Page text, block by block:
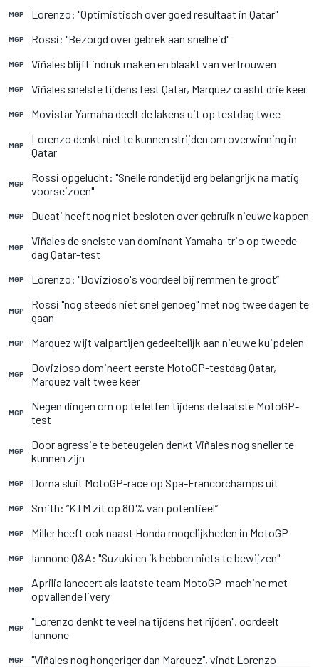
MGP Lorenzo: "Optimistisch over goed resultaat in Qatar"
MGP Rossi: "Bezorgd over gebrek aan snelheid"
MGP Viñales blijft indruk maken en blaakt van vertrouwen
MGP Viñales snelste tijdens test Qatar, Marquez crasht drie keer
MGP Movistar Yamaha deelt de lakens uit op testdag twee
MGP
Lorenzo denkt niet te kunnen strijden om overwinning in
Qatar
MGP
Rossi opgelucht: "Snelle rondetijd erg belangrijk na matig
voorseizoen"
MGP Ducati heeft nog niet besloten over gebruik nieuwe kappen
MGP
Viñales de snelste van dominant Yamaha-trio op tweede
dag Qatar-test
MGP Lorenzo: "Dovizioso's voordeel bij remmen te groot”
MGP
Rossi "nog steeds niet snel genoeg" met nog twee dagen te
gaan
MGP Marquez wijt valpartijen gedeeltelijk aan nieuwe kuipdelen
MGP
Dovizioso domineert eerste MotoGP-testdag Qatar,
Marquez valt twee keer
MGP
Negen dingen om op te letten tijdens de laatste MotoGP-
test
MGP
Door agressie te beteugelen denkt Viñales nog sneller te
kunnen zijn
MGP Dorna sluit MotoGP-race op Spa-Francorchamps uit
MGP Smith: “KTM zit op 80% van potentieel”
MGP Miller heeft ook naast Honda mogelijkheden in MotoGP
MGP Iannone Q&A: "Suzuki en ik hebben niets te bewijzen"
MGP
Aprilia lanceert als laatste team MotoGP-machine met
opvallende livery
MGP
"Lorenzo denkt te veel na tijdens het rijden", oordeelt
Iannone
MGP
"Viñales nog hongeriger dan Marquez", vindt Lorenzo